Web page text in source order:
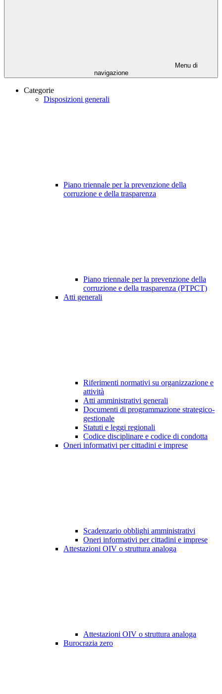
Menu di
navigazione
Categorie
Disposizioni generali
Piano triennale per la prevenzione della
corruzione e della trasparenza
Piano triennale per la prevenzione della
corruzione e della trasparenza (PTPCT)
Atti generali
Riferimenti normativi su organizzazione e
attività
Atti amministrativi generali
Documenti di programmazione strategico-
gestionale
Statuti e leggi regionali
Codice disciplinare e codice di condotta
Oneri informativi per cittadini e imprese
Scadenzario obblighi amministrativi
Oneri informativi per cittadini e imprese
Attestazioni OIV o struttura analoga
Attestazioni OIV o struttura analoga
Burocrazia zero